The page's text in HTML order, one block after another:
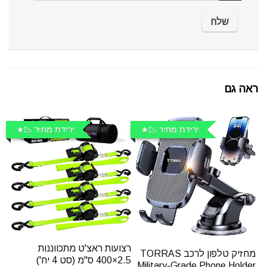
ראה גם
ירידת מחיר 📉
מחזיק טלפון לרכב TORRAS
ירידת מחיר 📉
רצועות ראצ'ט מתכווננות
2.5×400 ס"מ (סט 4 יח')